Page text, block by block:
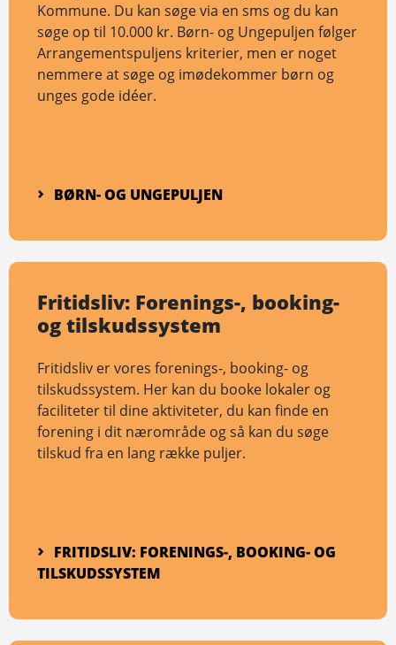
Kommune. Du kan søge via en sms og du kan
søge op til 10.000 kr. Børn- og Ungepuljen følger
Arrangementspuljens kriterier, men er noget
nemmere at søge og imødekommer børn og
unges gode idéer.
BØRN- OG UNGEPULJEN
Fritidsliv: Forenings-, booking-
og tilskudssystem
Fritidsliv er vores forenings-, booking- og
tilskudssystem. Her kan du booke lokaler og
faciliteter til dine aktiviteter, du kan finde en
forening i dit nærområde og så kan du søge
tilskud fra en lang række puljer.
FRITIDSLIV: FORENINGS-, BOOKING- OG
TILSKUDSSYSTEM